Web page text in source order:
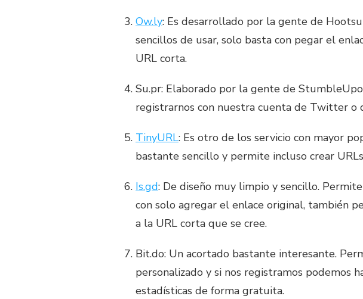
Ow.ly: Es desarrollado por la gente de
sencillos de usar, solo basta con pegar el
URL corta.
Su.pr: Elaborado por la gente de
registrarnos con nuestra cuenta de Twitter o
TinyURL: Es otro de los servicio con mayor
bastante sencillo y permite incluso crear
Is.gd: De diseño muy limpio y sencillo.
con solo agregar el enlace original, también
a la URL corta que se cree.
Bit.do: Un acortado bastante interesante.
personalizado y si nos registramos podemos
estadísticas de forma gratuita.